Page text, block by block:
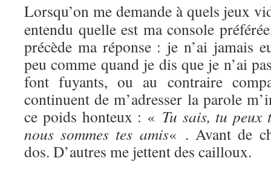
Lorsqu’on me demande à quels jeux
entendu quelle est ma console
précède ma réponse : je n’ai jamais
peu comme quand je dis que je n’ai
font fuyants, ou au contraire
continuent de m’adresser la parole
ce poids honteux : « Tu sais, tu peux
nous sommes tes amis« . Avant de
dos. D’autres me jettent des cailloux.